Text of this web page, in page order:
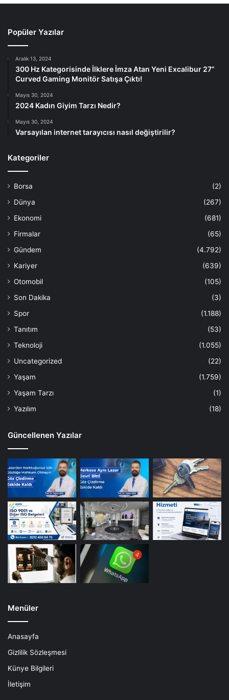
Popüler Yazılar
Aralık 13, 2024
300 Hz Kategorisinde İlklere İmza Atan Yeni Excalibur 27”
Curved Gaming Monitör Satışa Çıktı!
Mayıs 30, 2024
2024 Kadın Giyim Tarzı Nedir?
Mayıs 30, 2024
Varsayılan internet tarayıcısı nasıl değiştirilir?
Kategoriler
Borsa
(2)
Dünya
(267)
Ekonomi
(681)
Firmalar
(65)
Gündem
(4.792)
Kariyer
(639)
Otomobil
(105)
Son Dakika
(3)
Spor
(1.188)
Tanıtım
(53)
Teknoloji
(1.055)
Uncategorized
(22)
Yaşam
(1.759)
Yaşam Tarzı
(1)
Yazılım
(18)
Güncellenen Yazılar
Menüler
Anasayfa
Gizlilik Sözleşmesi
Künye Bilgileri
İletişim